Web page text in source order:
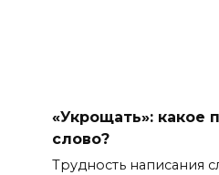
«Укрощать»: какое
слово?
Трудность написания